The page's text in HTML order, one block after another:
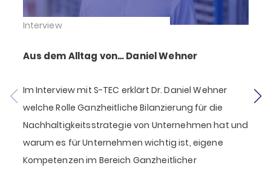
Interview
Aus dem Alltag von… Daniel Wehner
Im Interview mit S-TEC erklärt Dr. Daniel Wehner
welche Rolle Ganzheitliche Bilanzierung für die
Nachhaltigkeitsstrategie von Unternehmen hat und
warum es für Unternehmen wichtig ist, eigene
Kompetenzen im Bereich Ganzheitlicher